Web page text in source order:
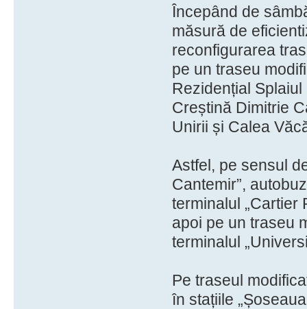
Începând de
măsură de
reconfigurarea
pe un traseu
Rezidențial
Creștină Dimitrie
Unirii și Calea
Astfel, pe sensul
Cantemir”,
terminalul „Cartier
apoi pe un traseu
terminalul
Pe traseul
în stațiile